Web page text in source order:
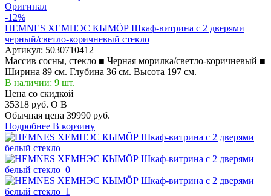
Оригинал
-12%
HEMNES ХЕМНЭС КЫМÖР Шкаф-витрина с 2 дверями
черный/светло-коричневый стекло
Артикул: 5030710412
Массив сосны, стекло ■ Черная морилка/светло-коричневый ■
Ширина 89 см. Глубина 36 см. Высота 197 см.
В наличии: 9 шт.
Цена со скидкой
35318 руб. O B
Обычная цена 39990 руб.
Подробнее В корзину